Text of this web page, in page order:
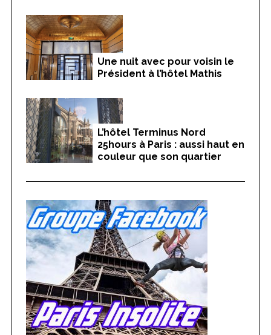
Une nuit avec pour voisin le
Président à l’hôtel Mathis
L’hôtel Terminus Nord
25hours à Paris : aussi haut en
couleur que son quartier